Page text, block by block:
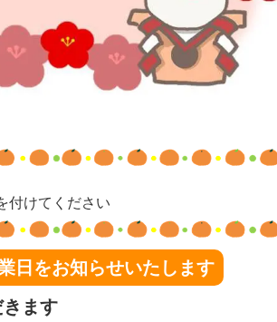
付けてください
日をお知らせいたします
ます